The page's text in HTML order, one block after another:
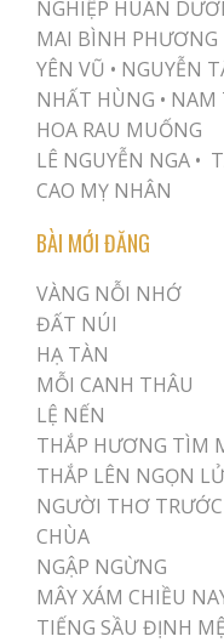
NGHIỆP HUÂN
MAI BÌNH PHƯƠNG
YÊN VŨ • NGUYỄN
NHẤT HÙNG • NAM
HOA RAU MUỐNG
LÊ NGUYỄN NGA •
CAO MỴ NHÂN
BÀI MỚI ĐĂNG
VÀNG NỖI NHỚ
ĐẤT NÚI
HẠ TÀN
MỖI CANH THÂU
LỆ NẾN
THẮP HƯƠNG TÌM
THẮP LÊN NGỌN
NGƯỜI THƠ
CHÙA
NGẬP NGỪNG
MÂY XÁM CHIỀU
TIẾNG SẦU ĐỊNH